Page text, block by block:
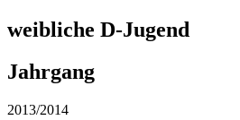
weibliche D-Jugend
Jahrgang
2013/2014